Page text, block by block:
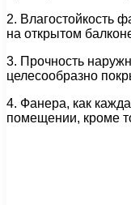
2. Влагостойкость
на открытом
3. Прочность
целесообразно
4. Фанера, как
помещении, кроме